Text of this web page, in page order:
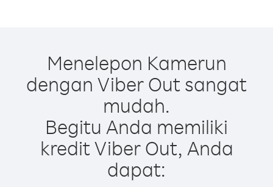
Menelepon Kamerun
dengan Viber Out sangat
mudah.
Begitu Anda memiliki
kredit Viber Out, Anda
dapat: